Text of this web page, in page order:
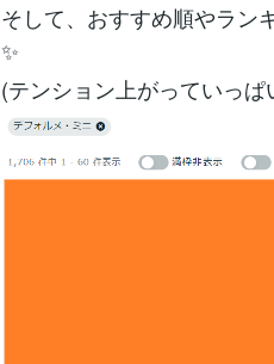
そして、おすすめ順やラン
✨
(テンション上がっていっ